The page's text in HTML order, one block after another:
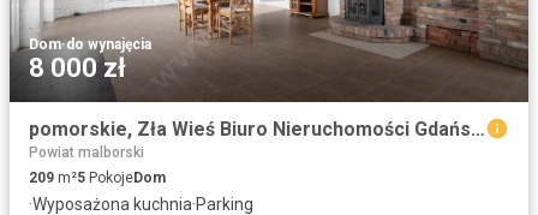
Dom·do wynajęcia
8 000 zł
pomorskie, Zła Wieś Biuro Nieruchomości Gdańsk Pepper House Trójmiasto Bydgoszcz Toruń
Powiat malborski
209 m²5 PokojeDom
·Wyposażona kuchnia·Parking